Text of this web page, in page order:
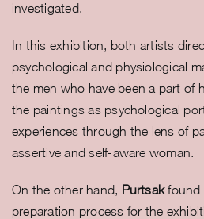
investigated.
In this exhibition, both artists
psychological and physiological
the men who have been a part of
the paintings as psychological
experiences through the lens of
assertive and self-aware woman.
On the other hand, Purtsakfound
preparation process for the